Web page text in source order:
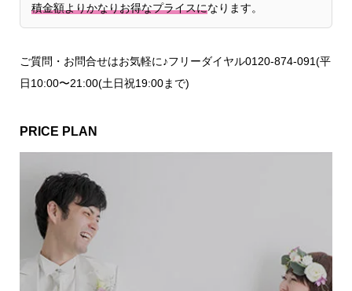
積金額よりかなりお得なプライスになります。
ご質問・お問合せはお気軽に♪フリーダイヤル0120-874-091(平
日10:00〜21:00(土日祝19:00まで)
PRICE PLAN